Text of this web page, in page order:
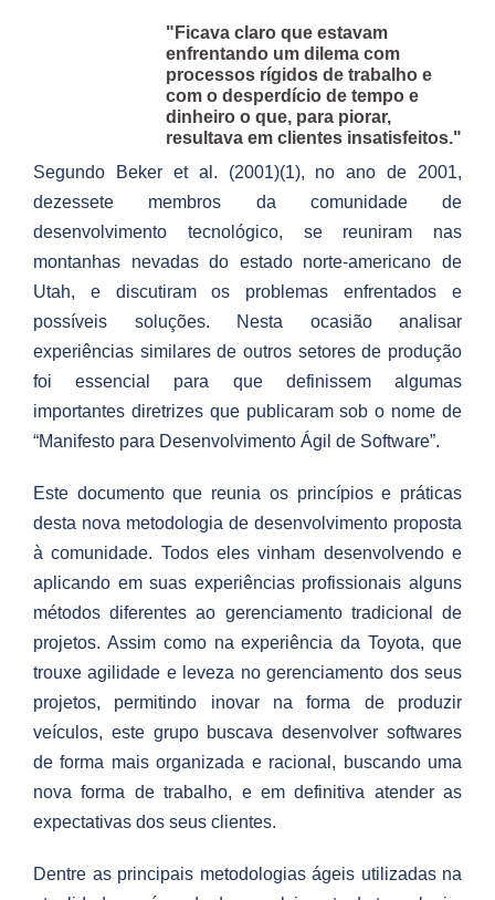
"Ficava claro que estavam
enfrentando um dilema com
processos rígidos de trabalho e
com o desperdício de tempo e
dinheiro o que, para piorar,
resultava em clientes insatisfeitos."
Segundo Beker et al. (2001)(1), no ano de 2001,
dezessete membros da comunidade de
desenvolvimento tecnológico, se reuniram nas
montanhas nevadas do estado norte-americano de
Utah, e discutiram os problemas enfrentados e
possíveis soluções. Nesta ocasião analisar
experiências similares de outros setores de produção
foi essencial para que definissem algumas
importantes diretrizes que publicaram sob o nome de
“Manifesto para Desenvolvimento Ágil de Software”.
Este documento que reunia os princípios e práticas
desta nova metodologia de desenvolvimento proposta
à comunidade. Todos eles vinham desenvolvendo e
aplicando em suas experiências profissionais alguns
métodos diferentes ao gerenciamento tradicional de
projetos. Assim como na experiência da Toyota, que
trouxe agilidade e leveza no gerenciamento dos seus
projetos, permitindo inovar na forma de produzir
veículos, este grupo buscava desenvolver softwares
de forma mais organizada e racional, buscando uma
nova forma de trabalho, e em definitiva atender as
expectativas dos seus clientes.
Dentre as principais metodologias ágeis utilizadas na